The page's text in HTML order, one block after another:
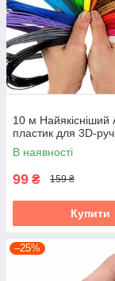
10 м Найякісніший
пластик для 3D-
В наявності
99 ₴ 159 ₴
Купити
–25%